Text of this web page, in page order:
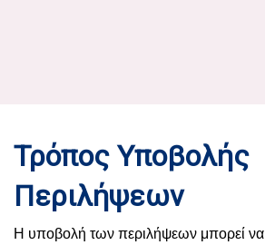
Τρόπος Υποβολής
Περιλήψεων
Η υποβολή των περιλήψεων μπορεί να